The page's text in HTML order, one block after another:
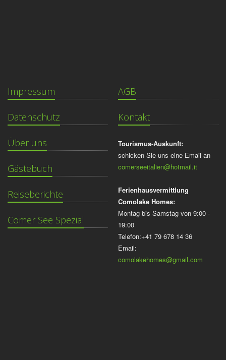
Impressum
Datenschutz
Über uns
Gästebuch
Reiseberichte
Comer See Spezial
AGB
Kontakt
Tourismus-Auskunft:
schicken Sie uns eine Email an
comerseeitalien@hotmail.it
Ferienhausvermittlung
Comolake Homes:
Montag bis Samstag von 9:00 -
19:00
Telefon:+41 79 678 14 36
Email:
comolakehomes@gmail.com